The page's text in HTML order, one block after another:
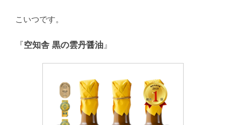
こいつです。
『空知舎 黒の雲丹醤油』